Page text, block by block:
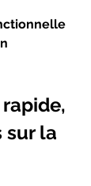
sur la